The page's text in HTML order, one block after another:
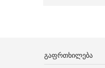
ᲒᲐᲤᲠᲗᲮᲘᲚᲔᲑᲐ